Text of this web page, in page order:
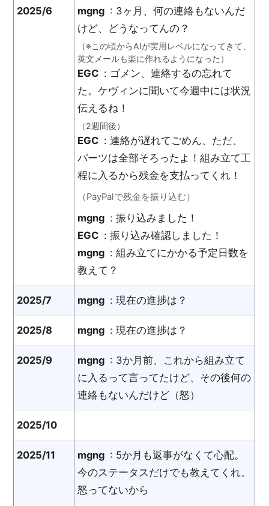
2025/6 mgng : 3ヶ月、何の連絡もないんだ
けど、どうなってんの？
（※この頃からAIが実用レベルになってきて、
英文メールも楽に作れるようになった）
EGC : ゴメン、連絡するの忘れて
た。ケヴィンに聞いて今週中には状況
伝えるね！
（2週間後）
EGC : 連絡が遅れてごめん、ただ、
パーツは全部そろったよ！組み立て工
程に入るから残金を支払ってくれ！
（PayPalで残金を振り込む）
mgng : 振り込みました！
EGC : 振り込み確認しました！
mgng : 組み立てにかかる予定日数を
教えて？
2025/7 mgng : 現在の進捗は？
2025/8 mgng : 現在の進捗は？
2025/9 mgng : 3か月前、これから組み立て
に入るって言ってたけど、その後何の
連絡もないんだけど（怒）
2025/10
2025/11 mgng : 5か月も返事がなくて心配。
今のステータスだけでも教えてくれ。
怒ってないから